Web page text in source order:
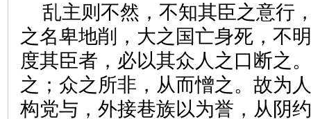
乱主则不然，不知其臣之意行
之名卑地削，大之国亡身死，不
度其臣者，必以其众人之口断之
之；众之所非，从而憎之。故为
构党与，外接巷族以为誉，从阴